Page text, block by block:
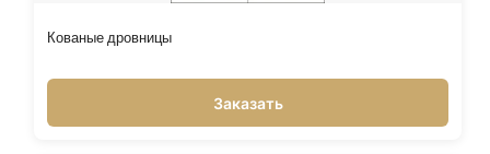
Кованые дровницы
Заказать